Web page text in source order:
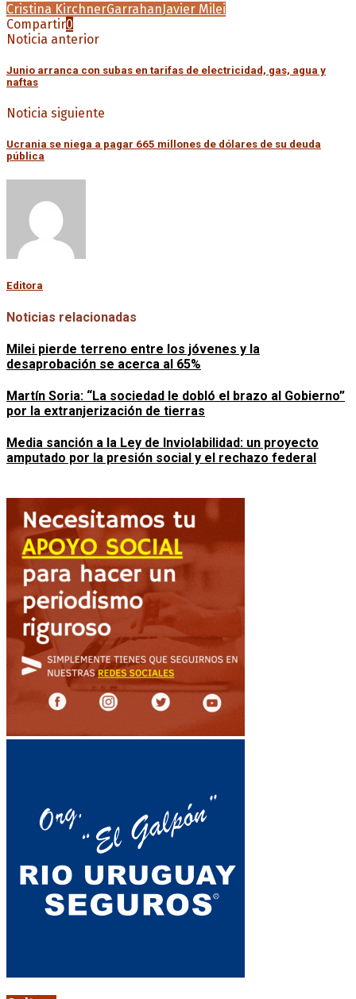
Cristina KirchnerGarrahanJavier Milei
Compartir0
Noticia anterior
Junio arranca con subas en tarifas de electricidad, gas, agua y
naftas
Noticia siguiente
Ucrania se niega a pagar 665 millones de dólares de su deuda
pública
Editora
Noticias relacionadas
Milei pierde terreno entre los jóvenes y la
desaprobación se acerca al 65%
Martín Soria: “La sociedad le dobló el brazo al Gobierno”
por la extranjerización de tierras
Media sanción a la Ley de Inviolabilidad: un proyecto
amputado por la presión social y el rechazo federal